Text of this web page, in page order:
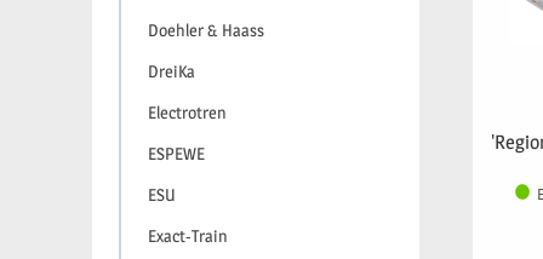
Doehler & Haass
DreiKa
Electrotren
ESPEWE
ESU
Exact-Train